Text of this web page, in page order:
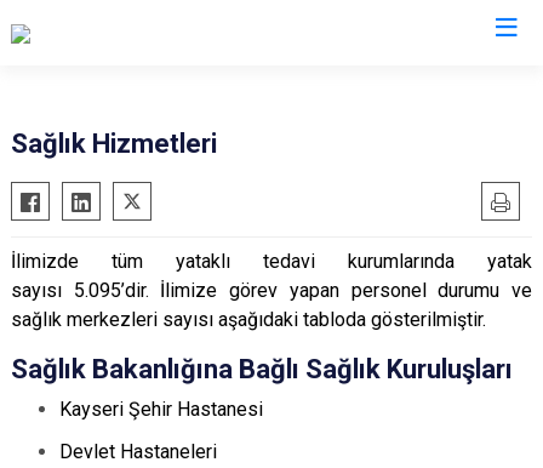
Sağlık Hizmetleri
İlimizde tüm yataklı tedavi kurumlarında yatak
sayısı 5.095’dir. İlimize görev yapan personel durumu ve
sağlık merkezleri sayısı aşağıdaki tabloda gösterilmiştir.
Sağlık Bakanlığına Bağlı Sağlık Kuruluşları
Kayseri Şehir Hastanesi
Devlet Hastaneleri